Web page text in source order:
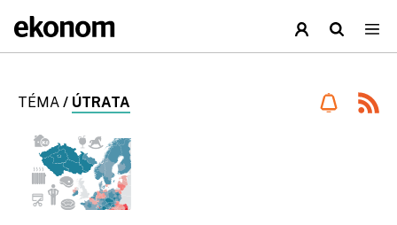
TÉMA / ÚTRATA